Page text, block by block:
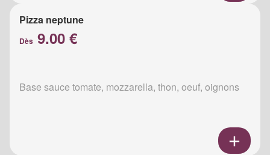
Pizza neptune
Dès 9.00 €
Base sauce tomate, mozzarella, thon, oeuf, oignons